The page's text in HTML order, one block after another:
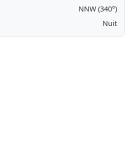
NNW (340°)
Nuit